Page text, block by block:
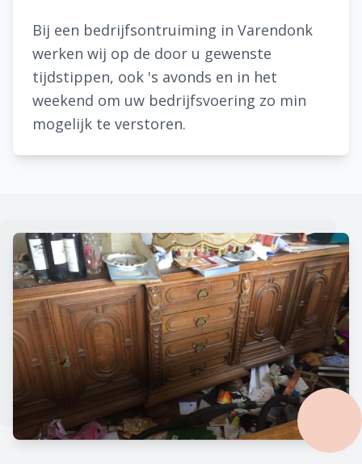
Bij een bedrijfsontruiming in Varendonk
werken wij op de door u gewenste
tijdstippen, ook 's avonds en in het
weekend om uw bedrijfsvoering zo min
mogelijk te verstoren.